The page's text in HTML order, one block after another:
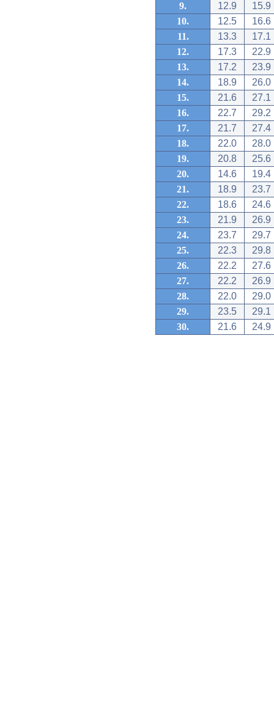
9.
12.9
15.9
10.
12.5
16.6
11.
13.3
17.1
12.
17.3
22.9
13.
17.2
23.9
14.
18.9
26.0
15.
21.6
27.1
16.
22.7
29.2
17.
21.7
27.4
18.
22.0
28.0
19.
20.8
25.6
20.
14.6
19.4
21.
18.9
23.7
22.
18.6
24.6
23.
21.9
26.9
24.
23.7
29.7
25.
22.3
29.8
26.
22.2
27.6
27.
22.2
26.9
28.
22.0
29.0
29.
23.5
29.1
30.
21.6 24.9